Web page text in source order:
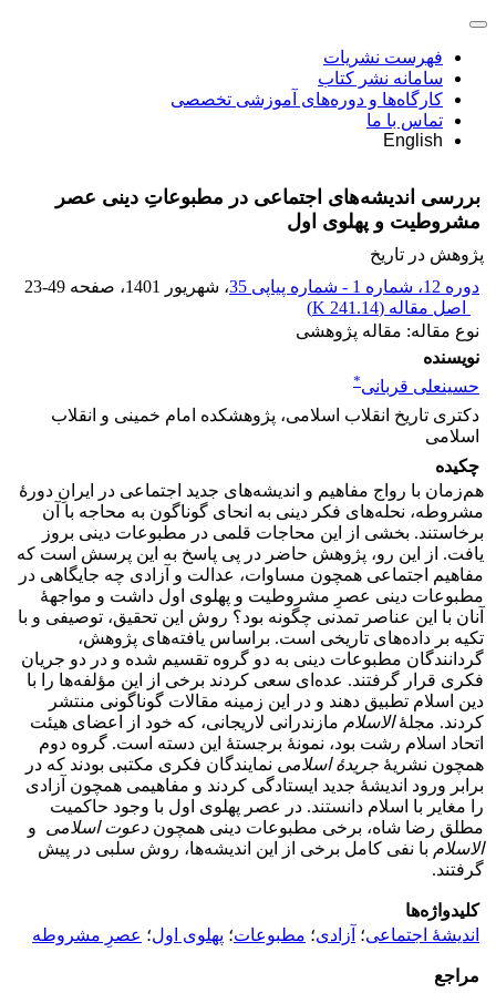
فهرست نشریات
سامانه نشر کتاب
کارگاه‌ها و دوره‌های آموزشی تخصصی
تماس با ما
English
بررسی اندیشه‌های اجتماعی در مطبوعاتِ دینی عصر
مشروطیت و پهلوی اول
پژوهش در تاریخ
دوره 12، شماره 1 - شماره پیاپی 35
، شهریور 1401 ، صفحه 23-49
اصل مقاله (241.14 K
)
نوع مقاله: مقاله پژوهشی
نویسنده
حسینعلی قربانی*
دکتری تاریخ انقلاب اسلامی، پژوهشکده امام خمینی و انقلاب
اسلامی
چکیده
هم‌زمان با رواج مفاهیم و اندیشه‌های جدید اجتماعی در ایرانِ دورۀ
مشروطه، نحله‌های فکر دینی به انحای گوناگون به محاجه با آن
برخاستند. بخشی از این محاجات قلمی در مطبوعات دینی بروز
یافت. از این رو، پژوهش حاضر در پی پاسخ به این پرسش است که
مفاهیم اجتماعی همچون مساوات، عدالت و آزادی چه جایگاهی در
مطبوعات دینی عصرِ مشروطیت و پهلوی اول داشت و مواجهۀ
آنان با این عناصر تمدنی چگونه بود؟ روش این تحقیق، توصیفی و با
تکیه بر داده‌های تاریخی است. براساس یافته‌های پژوهش،
گردانندگان مطبوعات دینی به دو گروه تقسیم شده و در دو جریان
فکری قرار گرفتند. عده‌ای سعی کردند برخی از این مؤلفه‌ها را با
دین اسلام تطبیق دهند و در این زمینه مقالات گوناگونی منتشر
کردند. مجلۀالاسلام مازندرانی لاریجانی، که خود از اعضای هیئت
اتحاد اسلام رشت بود، نمونۀ برجستۀ این دسته است. گروه دوم
همچون نشریۀ جریدۀ اسلامی نمایندگان فکری مکتبی بودند که در
برابر ورود اندیشۀ جدید ایستادگی کردند و مفاهیمی همچون آزادی
را مغایر با اسلام دانستند. در عصر پهلوی اول با وجود حاکمیت
مطلق رضا شاه، برخی مطبوعات دینی همچون دعوت اسلامی و
الاسلام با نفی کامل برخی از این اندیشه‌ها، روش سلبی در پیش
گرفتند.
کلیدواژه‌ها
اندیشۀ اجتماعی؛ آزادی؛ مطبوعات؛ پهلوی اول؛ عصرِ مشروطه
مراجع